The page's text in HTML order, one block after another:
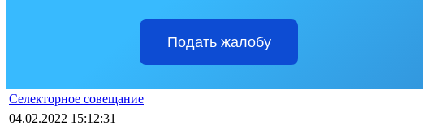
Подать жалобу
Селекторное совещание
04.02.2022 15:12:31